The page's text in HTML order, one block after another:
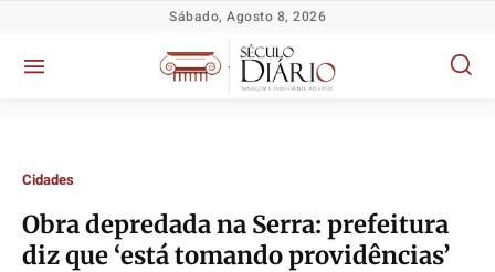
Sábado, Agosto 8, 2026
Cidades
Obra depredada na Serra: prefeitura
diz que ‘está tomando providências’